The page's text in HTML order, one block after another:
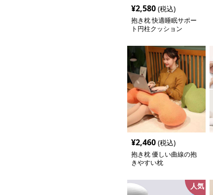
¥2,580 (税込)
抱き枕 快適睡眠サポー
ト円柱クッション
¥2,460 (税込)
抱き枕 優しい曲線の抱
きやすい枕
人気